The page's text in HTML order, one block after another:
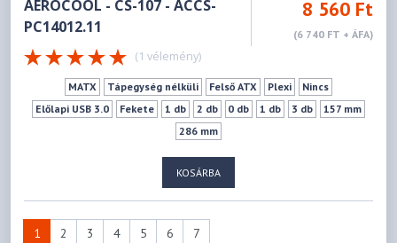
AEROCOOL - CS-107 - ACCS-
PC14012.11
8 560 Ft
(6 740 FT + ÁFA)
(1 vélemény)
MATX Tápegység nélküli Felső ATX Plexi
Nincs
Előlapi USB 3.0
Fekete 1 db 2 db 0 db 1 db 3 db
157 mm
286 mm
KOSÁRBA
1 2 3 4 5 6 7